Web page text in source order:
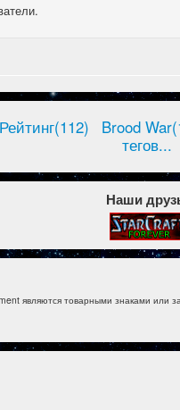
Рейтинг(112) Brood
тегов...
Наши
являются товарными знаками или